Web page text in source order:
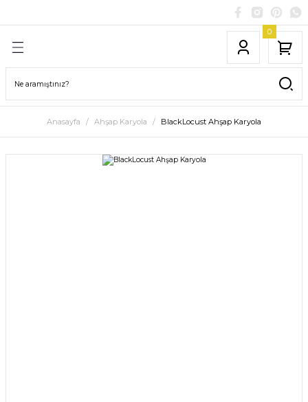
0
Anasayfa Ahşap Karyola BlackLocust Ahşap Karyola